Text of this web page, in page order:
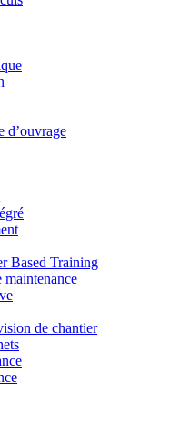
d’ouvrage
Based Training
maintenance
de chantier